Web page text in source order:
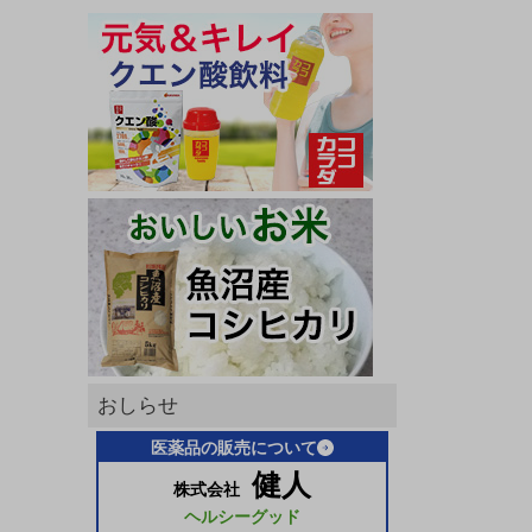
おしらせ
医薬品の販売について
株式会社 健人
ヘルシーグッド